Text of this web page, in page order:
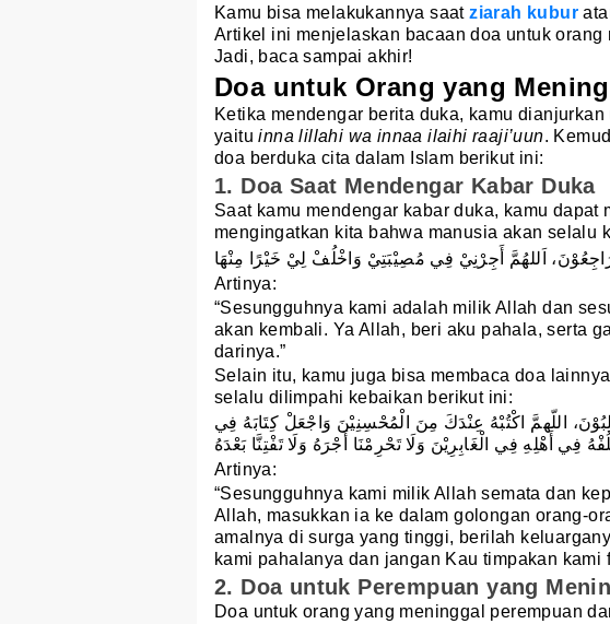
Kamu bisa melakukannya saatziarah kubur
Artikel ini menjelaskan bacaan doa untuk
Jadi, baca sampai akhir!
Doa untuk Orang yang
Ketika mendengar berita duka, kamu
yaituinna lillahi wa innaa ilaihi raaji’uun.
doa berduka cita dalam Islam berikut ini:
1. Doa Saat Mendengar Kabar Duka
Saat kamu mendengar kabar duka, kamu dapat
mengingatkan kita bahwa manusia akan selalu
رَاجِعُوْنَ، اَللهُمَّ أَجِرْنِيْ فِي مُصِيْبَتِيْ وَاخْلُفْ لِيْ خَيْرًا مِنْهَا
Artinya:
“Sesungguhnya kami adalah milik Allah dan
akan kembali. Ya Allah, beri aku pahala, serta
darinya.”
Selain itu, kamu juga bisa membaca doa
selalu dilimpahi kebaikan berikut ini:
اللّهمَّ اكْتُبْهُ عِنْدَكَ مِنَ الْمُحْسِنِيْنَ وَاجْعَلْ كِتَابَهُ فِي
فِي أَهْلِهِ فِي الْغَابِرِيْنَ وَلَا تَحْرِمْنَا أَجْرَهُ وَلَا تَفْتِنَّا بَعْدَهُ
Artinya:
“Sesungguhnya kami milik Allah semata dan
Allah, masukkan ia ke dalam golongan orang-
amalnya di surga yang tinggi, berilah
kami pahalanya dan jangan Kau timpakan kami
2. Doa untuk Perempuan yang
Doa untuk orang yang meninggal perempuan